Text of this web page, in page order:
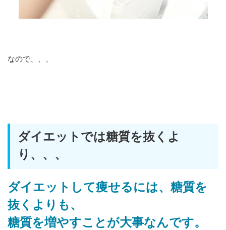
なので、、、
ダイエットでは糖質を抜くよ
り、、、
ダイエットして痩せるには、糖質を
抜くよりも、
糖質を増やすことが大事なんです。